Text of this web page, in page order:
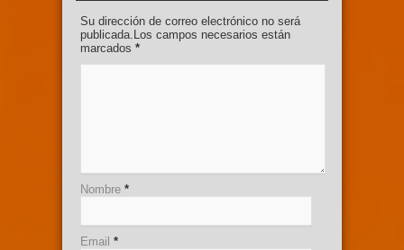
Su dirección de correo electrónico no será
publicada.Los campos necesarios están
marcados *
Nombre *
Email *